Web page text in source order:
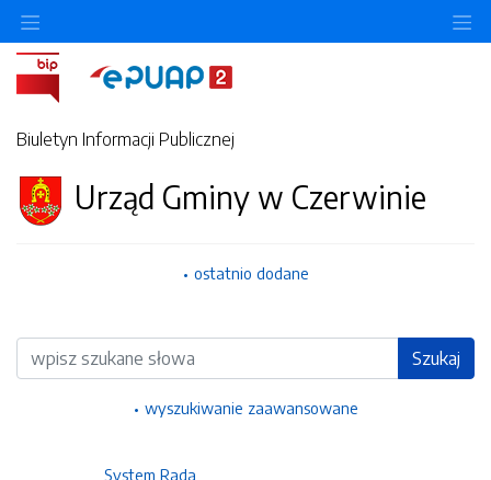
Biuletyn Informacji Publicznej
Urząd Gminy w Czerwinie
ostatnio dodane
Wyszukiwarka Szukaj
wyszukiwanie zaawansowane
System Rada